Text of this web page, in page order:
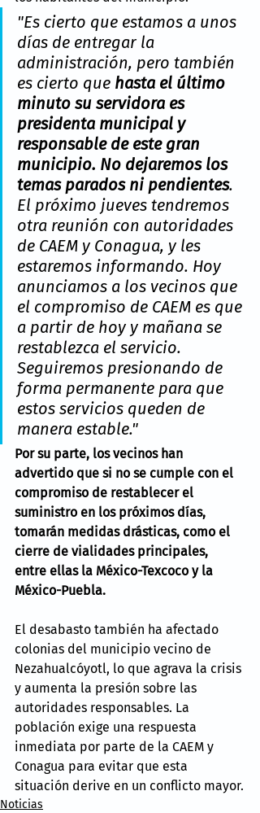
"Es cierto que estamos a unos
días de entregar la
administración, pero también
es cierto que hasta el último
minuto su servidora es
presidenta municipal y
responsable de este gran
municipio. No dejaremos los
temas parados ni pendientes.
El próximo jueves tendremos
otra reunión con autoridades
de CAEM y Conagua, y les
estaremos informando. Hoy
anunciamos a los vecinos que
el compromiso de CAEM es que
a partir de hoy y mañana se
restablezca el servicio.
Seguiremos presionando de
forma permanente para que
estos servicios queden de
manera estable."
Por su parte, los vecinos han
advertido que si no se cumple con el
compromiso de restablecer el
suministro en los próximos días,
tomarán medidas drásticas, como el
cierre de vialidades principales,
entre ellas la México-Texcoco y la
México-Puebla.
El desabasto también ha afectado
colonias del municipio vecino de
Nezahualcóyotl, lo que agrava la crisis
y aumenta la presión sobre las
autoridades responsables. La
población exige una respuesta
inmediata por parte de la CAEM y
Conagua para evitar que esta
situación derive en un conflicto mayor.
Noticias